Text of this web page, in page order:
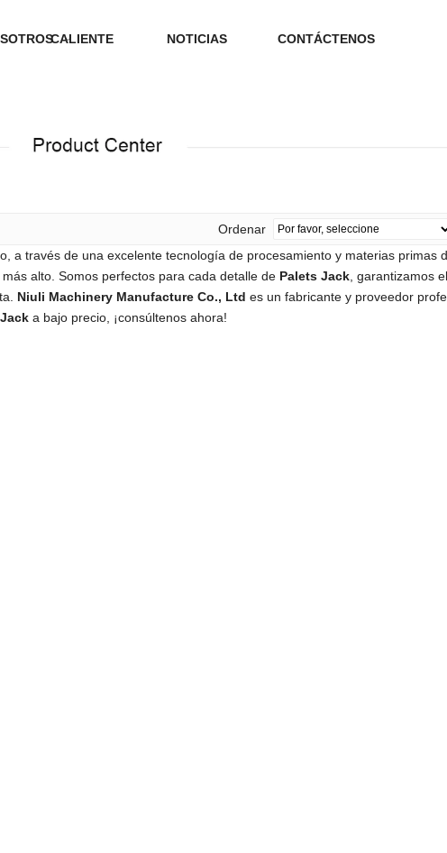
CALIENTE NOTICIAS CONTÁCTENOS
Ordenar
a través de una excelente tecnología de procesamiento y materias primas
alto. Somos perfectos para cada detalle de Palets Jack , garantizamos
Niuli Machinery Manufacture Co., Ltd es un fabricante y proveedor
a bajo precio, ¡consúltenos ahora!